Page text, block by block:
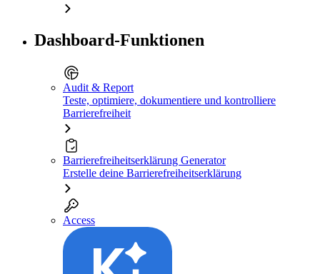
Dashboard-Funktionen
Audit & Report
Teste, optimiere, dokumentiere und kontrolliere
Barrierefreiheit
Barrierefreiheitserklärung Generator
Erstelle deine Barrierefreiheitserklärung
Access